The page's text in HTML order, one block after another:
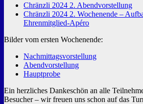
Chränzli 2024 2. Abendvorstellung
Chränzli 2024 2. Wochenende –
Ehrenmitglied-Apéro
Bilder vom ersten Wochenende:
Nachmittagsvorstellung
Abendvorstellung
Hauptprobe
Ein herzliches Dankeschön an alle
Besucher – wir freuen uns schon auf das